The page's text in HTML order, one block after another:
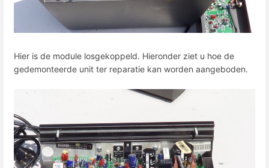
Hier is de module losgekoppeld. Hieronder ziet u hoe de
gedemonteerde unit ter reparatie kan worden aangeboden.